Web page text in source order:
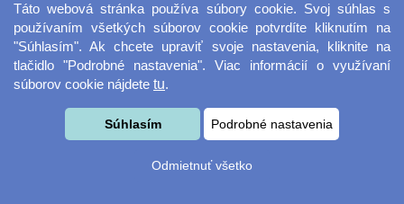
ozdoba
okrajov 18x13 cm
Táto webová stránka používa súbory cookie. Svoj súhlas s
používaním všetkých súborov cookie potvrdíte kliknutím na
"Súhlasím". Ak chcete upraviť svoje nastavenia, kliknite na
tlačidlo "Podrobné nastavenia". Viac informácií o využívaní
súborov cookie nájdete tu.
Súhlasím Podrobné nastavenia
Odmietnuť všetko